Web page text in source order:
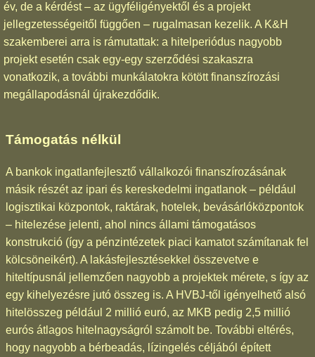
év, de a kérdést – az ügyféligényektől és a projekt
jellegzetességeitől függően – rugalmasan kezelik. A K&H
szakemberei arra is rámutattak: a hitelperiódus nagyobb
projekt esetén csak egy-egy szerződési szakaszra
vonatkozik, a további munkálatokra kötött finanszírozási
megállapodásnál újrakezdődik.
Támogatás nélkül
A bankok ingatlanfejlesztő vállalkozói finanszírozásának
másik részét az ipari és kereskedelmi ingatlanok – például
logisztikai központok, raktárak, hotelek, bevásárlóközpontok
– hitelezése jelenti, ahol nincs állami támogatásos
konstrukció (így a pénzintézetek piaci kamatot számítanak fel
kölcsöneikért). A lakásfejlesztésekkel összevetve e
hiteltípusnál jellemzően nagyobb a projektek mérete, s így az
egy kihelyezésre jutó összeg is. A HVBJ-től igényelhető alsó
hitelösszeg például 2 millió euró, az MKB pedig 2,5 millió
eurós átlagos hitelnagyságról számolt be. További eltérés,
hogy nagyobb a bérbeadás, lízingelés céljából épített